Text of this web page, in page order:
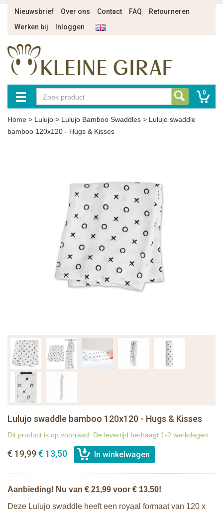
Nieuwsbrief Over ons Contact FAQ
Retourneren
Werken bij
Inloggen
0
Home > Lulujo > Lulujo Bamboo Swaddles > Lulujo swaddle
bamboo 120x120 - Hugs & Kisses
Lulujo swaddle bamboo 120x120 - Hugs & Kisses
Dit product is op voorraad. De levertijd bedraagt 1-2 werkdagen
€ 19,99€ 13,50
Aanbieding! Nu van € 21,99 voor € 13,50!
Deze Lulujo swaddle heeft een royaal formaat van 120 x